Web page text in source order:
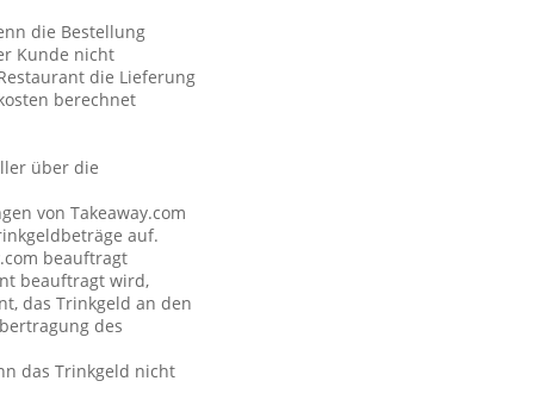
die Bestellung
Kunde nicht
die Lieferung
berechnet
über die
von Takeaway.com
auf.
beauftragt
beauftragt wird,
das Trinkgeld an den
des
das Trinkgeld nicht